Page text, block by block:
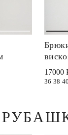
17000
36 38 40